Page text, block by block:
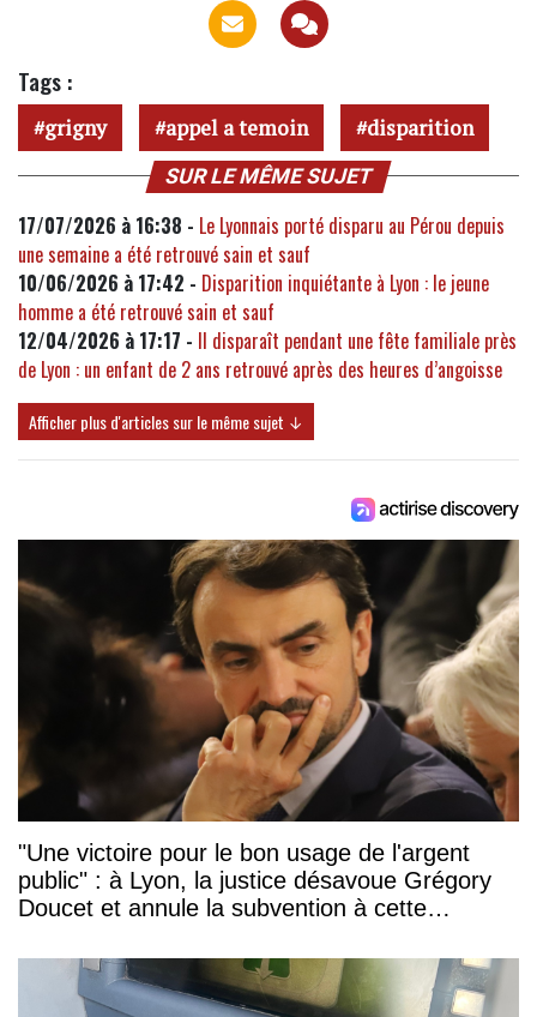
Tags :
grigny appel a temoin disparition
SUR LE MÊME SUJET
17/07/2026 à 16:38 - Le Lyonnais porté disparu au Pérou depuis
une semaine a été retrouvé sain et sauf
10/06/2026 à 17:42 - Disparition inquiétante à Lyon : le jeune
homme a été retrouvé sain et sauf
12/04/2026 à 17:17 - Il disparaît pendant une fête familiale près
de Lyon : un enfant de 2 ans retrouvé après des heures d’angoisse
Afficher plus d'articles sur le même sujet ↓
"Une victoire pour le bon usage de l'argent
public" : à Lyon, la justice désavoue Grégory
Doucet et annule la subvention à cette